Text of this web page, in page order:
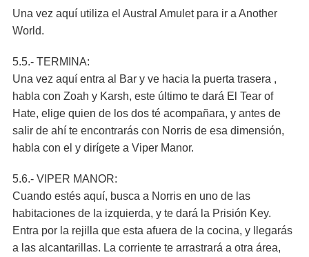
Una vez aquí utiliza el Austral Amulet para ir a Another
World.
5.5.- TERMINA:
Una vez aquí entra al Bar y ve hacia la puerta trasera ,
habla con Zoah y Karsh, este último te dará El Tear of
Hate, elige quien de los dos té acompañara, y antes de
salir de ahí te encontrarás con Norris de esa dimensión,
habla con el y dirígete a Viper Manor.
5.6.- VIPER MANOR:
Cuando estés aquí, busca a Norris en uno de las
habitaciones de la izquierda, y te dará la Prisión Key.
Entra por la rejilla que esta afuera de la cocina, y llegarás
a las alcantarillas. La corriente te arrastrará a otra área,